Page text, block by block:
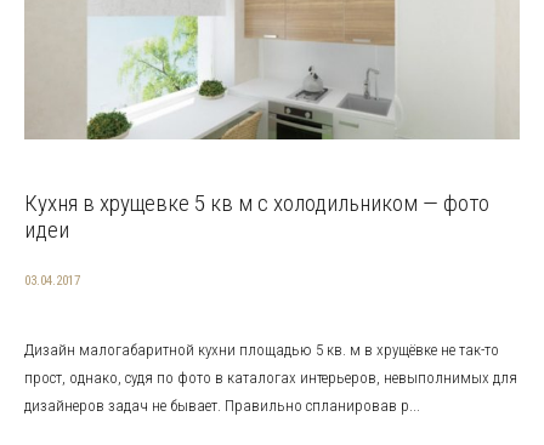
Кухня в хрущевке 5 кв м с холодильником — фото
идеи
03.04.2017
Дизайн малогабаритной кухни площадью 5 кв. м в хрущёвке не так-то
прост, однако, судя по фото в каталогах интерьеров, невыполнимых для
дизайнеров задач не бывает. Правильно спланировав р...